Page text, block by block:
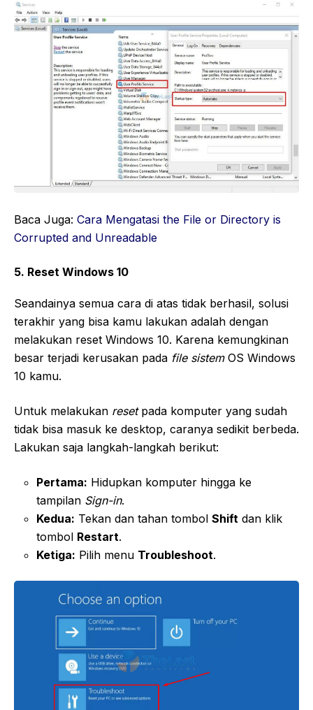
Baca Juga: Cara Mengatasi the File or Directory is
Corrupted and Unreadable
5. Reset Windows 10
Seandainya semua cara di atas tidak berhasil, solusi
terakhir yang bisa kamu lakukan adalah dengan
melakukan reset Windows 10. Karena kemungkinan
besar terjadi kerusakan pada file sistemOS Windows
10 kamu.
Untuk melakukan resetpada komputer yang sudah
tidak bisa masuk ke desktop, caranya sedikit berbeda.
Lakukan saja langkah-langkah berikut:
Pertama: Hidupkan komputer hingga ke
tampilan Sign-in.
Kedua: Tekan dan tahan tombol Shift dan klik
tombol Restart.
Ketiga: Pilih menu Troubleshoot.